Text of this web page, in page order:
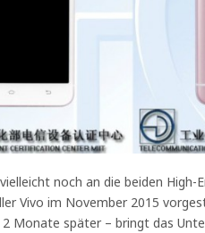
noch an die beiden High-
Vivo im November 2015
2 Monate später – bringt das